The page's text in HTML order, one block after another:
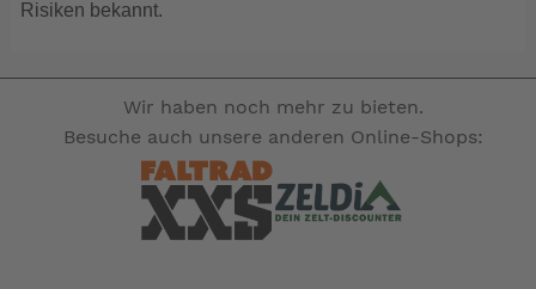
-- Auf Produktfotos angezeigte Dekorationsartikel
gehören nicht zum Leistungsumfang. --
Risiken bekannt.
Wir haben noch mehr zu bieten.
Besuche auch unsere anderen Online-Shops: